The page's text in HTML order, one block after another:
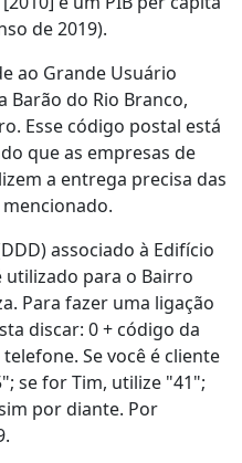
de 2019).
ao Grande Usuário
Barão do Rio Branco,
Esse código postal está
que as empresas de
a entrega precisa das
associado à Edifício
utilizado para o Bairro
Para fazer uma ligação
discar: 0 + código da
Se você é cliente
se for Tim, utilize "41";
por diante. Por